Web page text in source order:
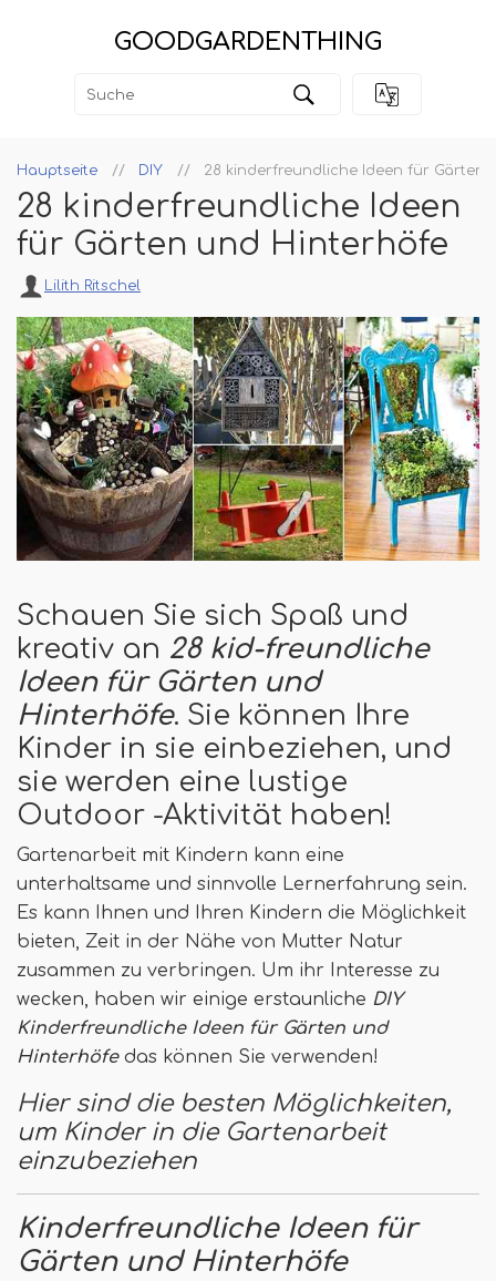
GOODGARDENTHING
Hauptseite DIY 28 kinderfreundliche Ideen für Gärten
28 kinderfreundliche Ideen
für Gärten und Hinterhöfe
Lilith Ritschel
Schauen Sie sich Spaß und
kreativ an 28 kid-freundliche
Ideen für Gärten und
Hinterhöfe. Sie können Ihre
Kinder in sie einbeziehen, und
sie werden eine lustige
Outdoor -Aktivität haben!
Gartenarbeit mit Kindern kann eine
unterhaltsame und sinnvolle Lernerfahrung sein.
Es kann Ihnen und Ihren Kindern die Möglichkeit
bieten, Zeit in der Nähe von Mutter Natur
zusammen zu verbringen. Um ihr Interesse zu
wecken, haben wir einige erstaunliche DIY
Kinderfreundliche Ideen für Gärten und
Hinterhöfedas können Sie verwenden!
Hier sind die besten Möglichkeiten,
um Kinder in die Gartenarbeit
einzubeziehen
Kinderfreundliche Ideen für
Gärten und Hinterhöfe